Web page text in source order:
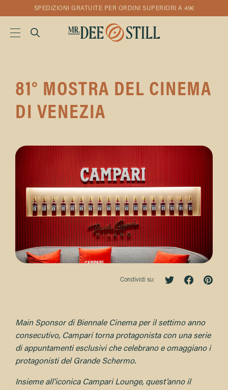
SPEDIZIONI GRATUITE PER ORDINI SUPERIORI A 49€
81° MOSTRA DEL CINEMA
DI VENEZIA
Condividi su:
Main Sponsor di Biennale Cinema per il settimo anno
consecutivo, Campari torna protagonista con una serie
di appuntamenti esclusivi che celebrano e omaggiano i
protagonisti del Grande Schermo.
Insieme all’iconica Campari Lounge, quest’anno il